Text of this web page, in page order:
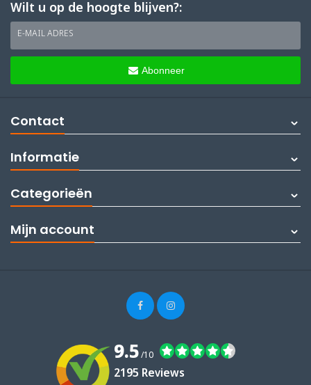
Wilt u op de hoogte blijven?:
E-MAIL ADRES
Abonneer
Contact
Informatie
Categorieën
Mijn account
9.5/10
2195 Reviews